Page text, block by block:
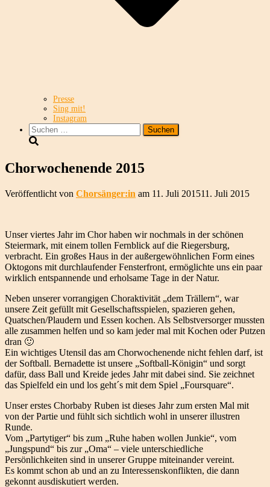
Presse
Sing mit!
Instagram
Suchen
nach:
Chorwochenende 2015
Veröffentlicht von Chorsänger:in am 11. Juli 201511. Juli 2015
Unser viertes Jahr im Chor haben wir nochmals in der schönen
Steiermark, mit einem tollen Fernblick auf die Riegersburg,
verbracht. Ein großes Haus in der außergewöhnlichen Form eines
Oktogons mit durchlaufender Fensterfront, ermöglichte uns ein paar
wirklich entspannende und erholsame Tage in der Natur.
Neben unserer vorrangigen Choraktivität „dem Trällern“, war
unsere Zeit gefüllt mit Gesellschaftsspielen, spazieren gehen,
Quatschen/Plaudern und Essen kochen. Als Selbstversorger mussten
alle zusammen helfen und so kam jeder mal mit Kochen oder Putzen
dran 🙂
Ein wichtiges Utensil das am Chorwochenende nicht fehlen darf, ist
der Softball. Bernadette ist unsere „Softball-Königin“ und sorgt
dafür, dass Ball und Kreide jedes Jahr mit dabei sind. Sie zeichnet
das Spielfeld ein und los geht´s mit dem Spiel „Foursquare“.
Unser erstes Chorbaby Ruben ist dieses Jahr zum ersten Mal mit
von der Partie und fühlt sich sichtlich wohl in unserer illustren
Runde.
Vom „Partytiger“ bis zum „Ruhe haben wollen Junkie“, vom
„Jungspund“ bis zur „Oma“ – viele unterschiedliche
Persönlichkeiten sind in unserer Gruppe miteinander vereint.
Es kommt schon ab und an zu Interessenskonflikten, die dann
gekonnt ausdiskutiert werden.